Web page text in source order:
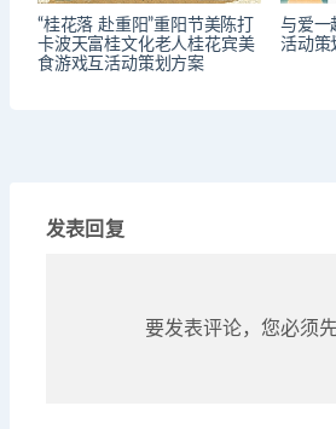
“桂花落 赴重阳”重阳节美陈打
卡波天富桂文化老人桂花宾美
食游戏互活动策划方案
与爱一
活动策
发表回复
要发表评论，您必须